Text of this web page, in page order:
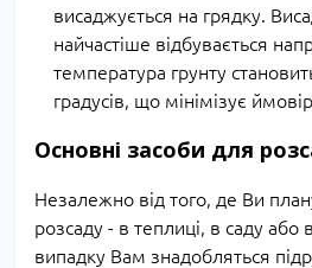
висаджується на грядку.
найчастіше відбувається
температура грунту
градусів, що мінімізує
Основні засоби для
Незалежно від того, де Ви
розсаду - в теплиці, в саду
випадку Вам знадобляться